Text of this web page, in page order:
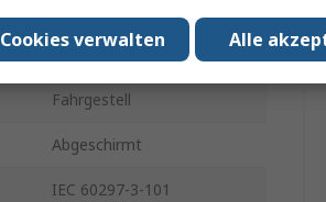
Fahrgestell
Abgeschirmt
IEC 60297-3-101
Alle
Cookies verwalten